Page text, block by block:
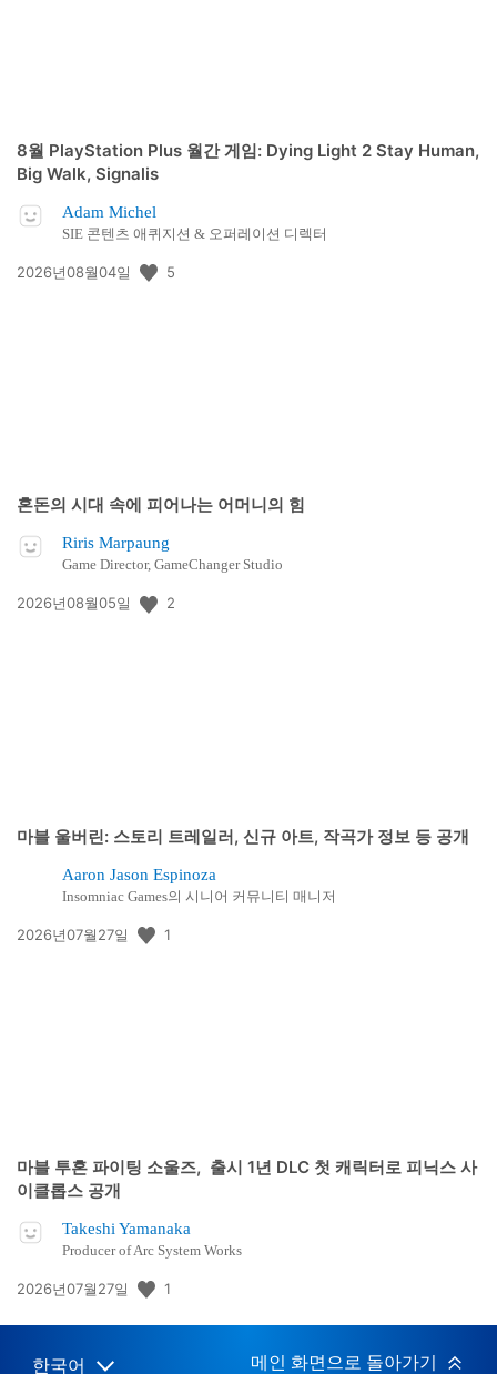
8월 PlayStation Plus 월간 게임: Dying Light 2 Stay Human,
Big Walk, Signalis
Adam Michel
SIE 콘텐츠 애퀴지션 & 오퍼레이션 디렉터
공
2026년08월04일 5
혼돈의 시대 속에 피어나는 어머니의 힘
Riris Marpaung
Game Director, GameChanger Studio
공
2026년08월05일 2
마블 울버린: 스토리 트레일러, 신규 아트, 작곡가 정보 등 공개
Aaron Jason Espinoza
Insomniac Games의 시니어 커뮤니티 매니저
공
2026년07월27일 1
마블 투혼 파이팅 소울즈, 출시 1년 DLC 첫 캐릭터로 피닉스 사
이클롭스 공개
Takeshi Yamanaka
Producer of Arc System Works
공
일:
2026년07월27일 1
한국어 메인 화면으로 돌아가기